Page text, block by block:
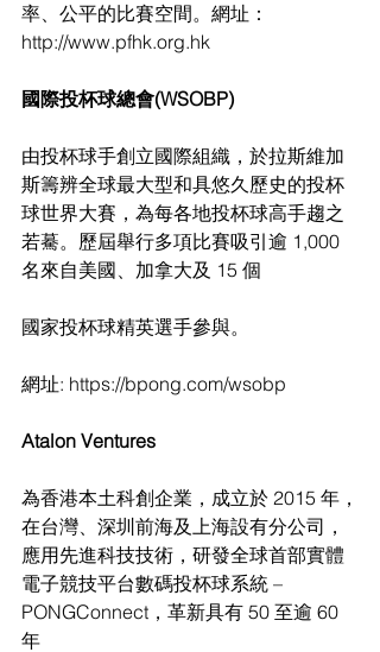
率、公平的比賽空間。網址：
http://www.pfhk.org.hk
國際投杯球總會(WSOBP)
由投杯球手創立國際組織，於拉斯維加
斯籌辨全球最大型和具悠久歷史的投杯
球世界大賽，為每各地投杯球高手趨之
若驀。歷屆舉行多項比賽吸引逾 1,000
名來自美國、加拿大及 15 個
國家投杯球精英選手參與。
網址: https://bpong.com/wsobp
Atalon Ventures
為香港本土科創企業，成立於 2015 年，
在台灣、深圳前海及上海設有分公司，
應用先進科技技術，研發全球首部實體
電子競技平台數碼投杯球系統 –
PONGConnect，革新具有 50 至逾 60
年